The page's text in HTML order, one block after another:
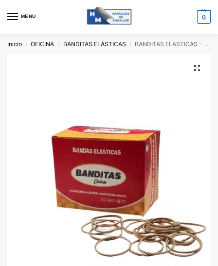
MENU 0
Inicio / OFICINA / BANDITAS ELÁSTICAS / BANDITAS ELASTICAS – CAJA 250gr